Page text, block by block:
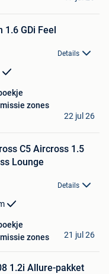
1.6 GDi Feel
Details
zones
22 jul 26
C5 Aircross 1.5
Lounge
Details
zones
21 jul 26
1.2i Allure-pakket